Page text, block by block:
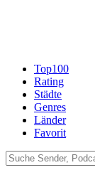
Top100
Rating
Städte
Genres
Länder
Favorit